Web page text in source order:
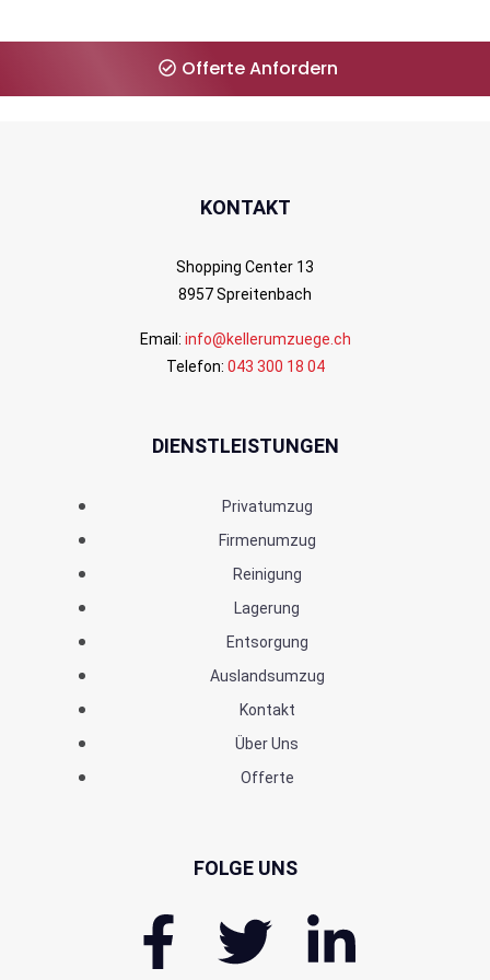
Offerte Anfordern
KONTAKT
Shopping Center 13
8957 Spreitenbach
Email: info@kellerumzuege.ch
Telefon: 043 300 18 04
DIENSTLEISTUNGEN
Privatumzug
Firmenumzug
Reinigung
Lagerung
Entsorgung
Auslandsumzug
Kontakt
Über Uns
Offerte
FOLGE UNS